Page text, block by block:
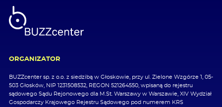
ORGANIZATOR
BUZZcenter sp. z o.o. z siedzibą w Głoskowie, przy ul. Zielone Wzgórze 1, 05-
503 Głosków, NIP 1231508532, REGON 521264550, wpisaną do rejestru
sądowego Sądu Rejonowego dla M.St. Warszawy w Warszawie, XIV Wydział
Gospodarczy Krajowego Rejestru Sądowego pod numerem KRS